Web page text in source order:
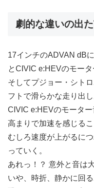
劇的な違いの出
17インチのADVAN dB
とCIVIC e:HEVのモータ
そしてプジョー・シト
フトで滑らかな走り出し
CIVIC e:HEVのモータ
高まりで加速を感じるこ
むしろ速度が上がるに
っていく。
あれっ！？ 意外と音は
いや、時折、静かに回